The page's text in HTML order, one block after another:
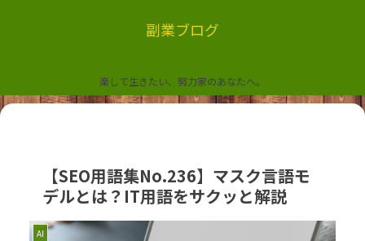
副業ブログ
楽して生きたい、努力家のあなたへ。
【SEO用語集No.236】マスク言語モ
デルとは？IT用語をサクッと解説
AI